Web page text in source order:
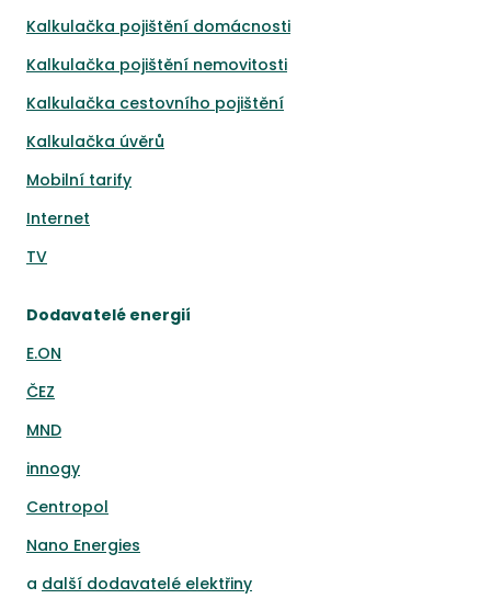
Kalkulačka pojištění domácnosti
Kalkulačka pojištění nemovitosti
Kalkulačka cestovního pojištění
Kalkulačka úvěrů
Mobilní tarify
Internet
TV
Dodavatelé energií
E.ON
ČEZ
MND
innogy
Centropol
Nano Energies
a další dodavatelé elektřiny